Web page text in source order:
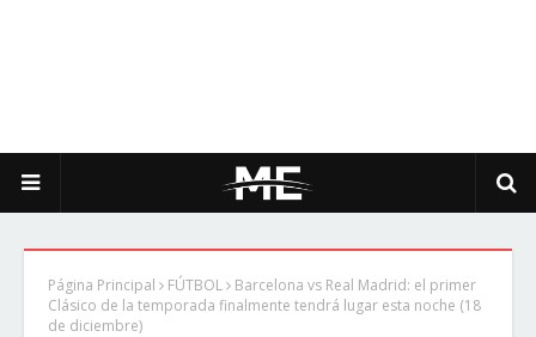
Página Principal FÚTBOL
Barcelona vs Real Madrid: el primer
Clásico de la temporada finalmente tendrá lugar esta noche (18
de diciembre)